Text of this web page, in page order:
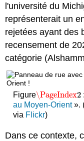
l'université du
représenterait un
rejetées ayant des
recensement de
catégorie
Figure\PageIndex2
\PageIndex2
au Moyen-Orient».
via Flickr)
Dans ce contexte,